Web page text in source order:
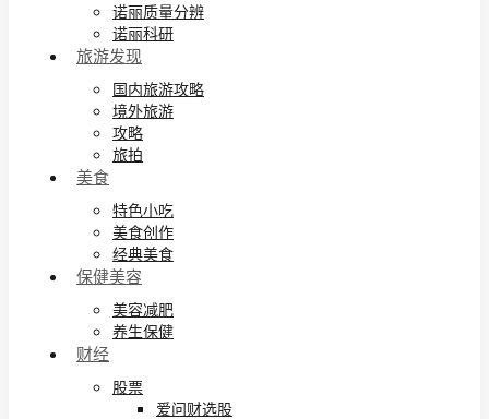
诺丽质量分辨
诺丽科研
旅游发现
国内旅游攻略
境外旅游
攻略
旅拍
美食
特色小吃
美食创作
经典美食
保健美容
美容减肥
养生保健
财经
股票
爱问财选股